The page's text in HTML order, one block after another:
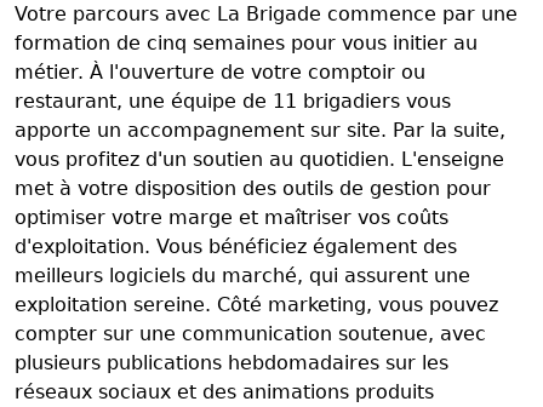
Votre parcours avec La Brigade commence par une
formation de cinq semaines pour vous initier au
métier. À l'ouverture de votre comptoir ou
restaurant, une équipe de 11 brigadiers vous
apporte un accompagnement sur site. Par la suite,
vous profitez d'un soutien au quotidien. L'enseigne
met à votre disposition des outils de gestion pour
optimiser votre marge et maîtriser vos coûts
d'exploitation. Vous bénéficiez également des
meilleurs logiciels du marché, qui assurent une
exploitation sereine. Côté marketing, vous pouvez
compter sur une communication soutenue, avec
plusieurs publications hebdomadaires sur les
réseaux sociaux et des animations produits